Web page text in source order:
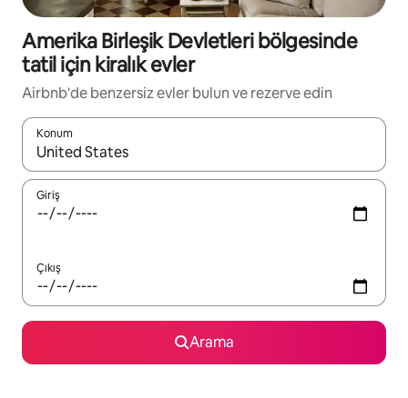
Amerika Birleşik Devletleri bölgesinde
tatil için kiralık evler
Airbnb'de benzersiz evler bulun ve rezerve edin
Konum
Sonuçlar kullanılabilir olduğunda yukarı ve aşağı oklarıyla
Giriş
Çıkış
Arama